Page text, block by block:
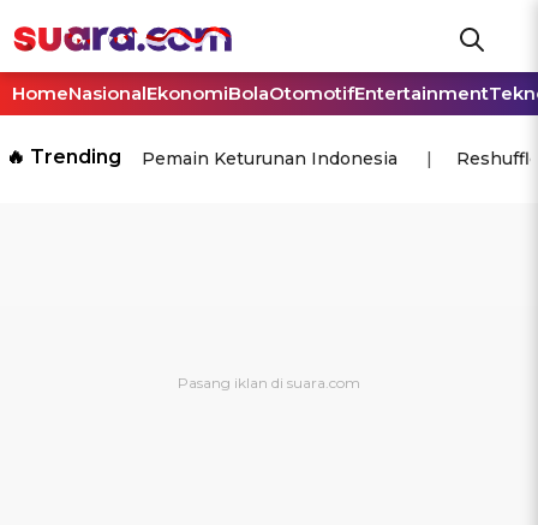
HomeNasionalEkonomiBolaOtomotifEntertainment
🔥 Trending Pemain Keturunan Indonesia